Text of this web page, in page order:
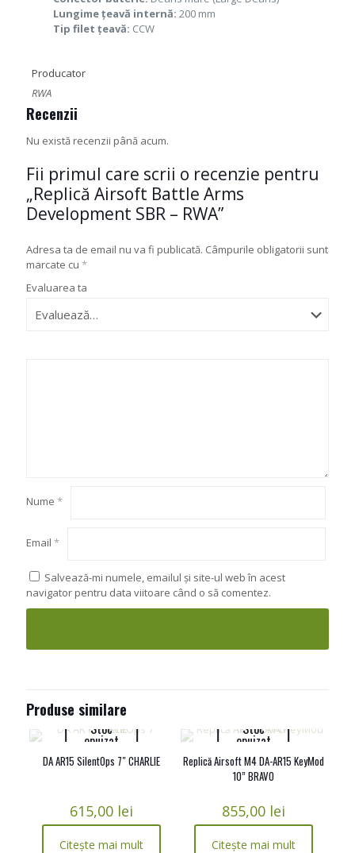
Lungime țeavă internă: 200 mm
Tip filet țeavă: CCW
Producator
RWA
Recenzii
Nu există recenzii până acum.
Fii primul care scrii o recenzie pentru
„Replică Airsoft Battle Arms
Development SBR – RWA”
Adresa ta de email nu va fi publicată. Câmpurile obligatorii sunt
marcate cu *
Evaluarea ta
Nume *
Email *
Salvează-mi numele, emailul și site-ul web în acest
navigator pentru data viitoare când o să comentez.
Produse similare
Stoc
epuizat
DA AR15 SilentOps 7″ CHARLIE
615,00 lei
Citește mai mult
Stoc
epuizat
Replică Airsoft M4 DA-AR15 KeyMod
10” BRAVO
855,00 lei
Citește mai mult